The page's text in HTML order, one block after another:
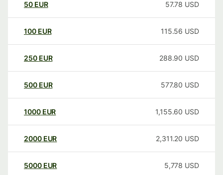
50 EUR 57.78 USD
100 EUR 115.56 USD
250 EUR 288.90 USD
500 EUR 577.80 USD
1000 EUR 1,155.60 USD
2000 EUR 2,311.20 USD
5000 EUR 5,778 USD